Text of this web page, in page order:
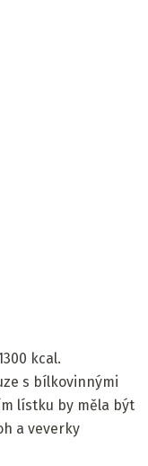
kcal.
s bílkovinnými
lístku by měla být
a veverky